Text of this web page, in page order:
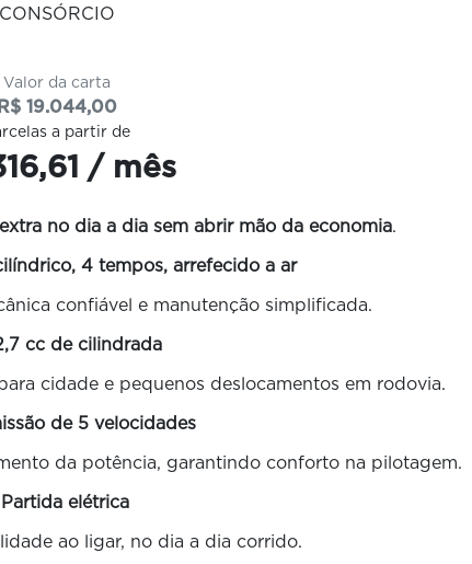
CONSÓRCIO
Valor da carta
19.044,00
a partir de
/ mês
no dia a dia sem abrir mão da economia.
4 tempos, arrefecido a ar
confiável e manutenção simplificada.
cc de cilindrada
cidade e pequenos deslocamentos em rodovia.
de 5 velocidades
da potência, garantindo conforto na pilotagem.
Partida elétrica
ao ligar, no dia a dia corrido.